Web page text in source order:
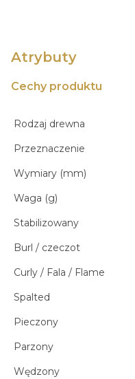
Atrybuty
Cechy produktu
Rodzaj drewna
Przeznaczenie
Wymiary (mm)
Waga (g)
Stabilizowany
Burl / czeczot
Curly / Fala / Flame
Spalted
Pieczony
Parzony
Wędzony